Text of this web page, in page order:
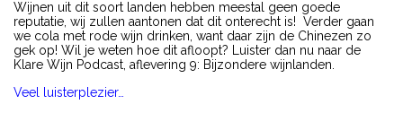
Wijnen uit dit soort landen hebben meestal geen goede
reputatie, wij zullen aantonen dat dit onterecht is! Verder gaan
we cola met rode wijn drinken, want daar zijn de Chinezen zo
gek op! Wil je weten hoe dit afloopt? Luister dan nu naar de
Klare Wijn Podcast, aflevering 9: Bijzondere wijnlanden.
Veel luisterplezier…